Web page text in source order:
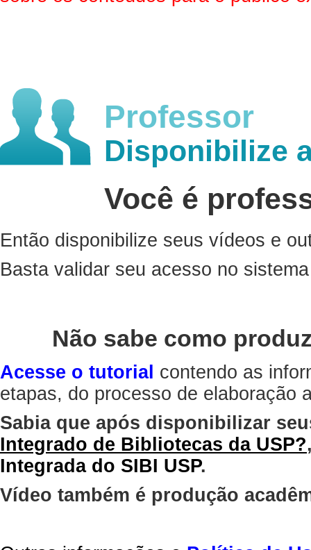
Professor
Disponibilize
Você é
Então disponibilize seus vídeos e
Basta validar seu acesso no
Não sabe como
Acesse o tutorial contendo as
etapas, do processo de elaboração
Sabia que após disponibilizar
Integrado de Bibliotecas da USP?
Integrada do SIBI USP.
Vídeo também é produção